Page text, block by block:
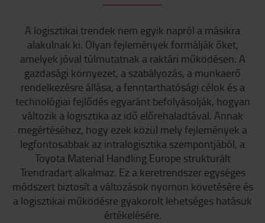
A logisztikai trendek nem egyik napról a másikra
alakulnak ki. Olyan fejlemények formálják őket,
amelyek jóval túlmutatnak a raktári működésen. A
gazdasági környezet, a szabályozás, a munkaerő
rendelkezésre állása, a fenntarthatósági célok és a
technológiai fejlődés egyaránt befolyásolják, hogyan
változik a logisztika az idő előrehaladtával. Annak
megértéséhez, hogy ezek közül mely fejlemények a
legfontosabbak az intralogisztika szempontjából, a
Toyota Material Handling Europe strukturált
Trendradart alkalmaz. Ez a keretrendszer egységes
módszert biztosít a változások nyomon követésére és
a logisztikai működésre gyakorolt lehetséges hatásuk
értékelésére.